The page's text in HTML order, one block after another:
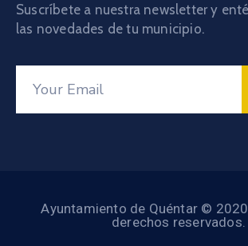
Suscríbete a nuestra newsletter y
las novedades de tu municipio.
Ayuntamiento de Quéntar ©
derechos reservados.